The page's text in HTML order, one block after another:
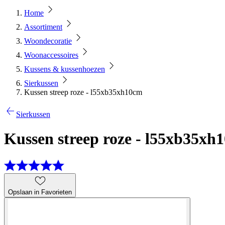
Home
Assortiment
Woondecoratie
Woonaccessoires
Kussens & kussenhoezen
Sierkussen
Kussen streep roze - l55xb35xh10cm
Sierkussen
Kussen streep roze -
Opslaan in Favorieten